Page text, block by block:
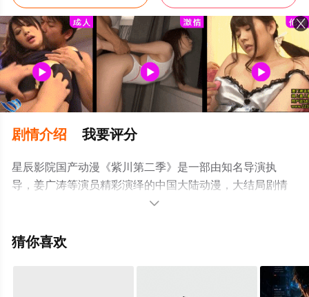
剧情介绍 我要评分
星辰影院国产动漫《紫川第二季》是一部由知名导演执
导，姜广涛等演员精彩演绎的中国大陆动漫，大结局剧情
已揭晓（1-52全集），手机免费观看高清无删减完整版动
漫、电视猫或剧情网等平台了解。

猜你喜欢